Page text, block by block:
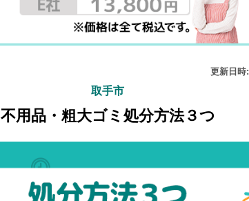
更新日時:
取手市
不用品・粗大ゴミ処分方法３つ